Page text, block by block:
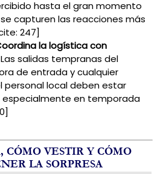
hasta el gran momento
capturen las reacciones más
247]
la logística con
salidas tempranas del
de entrada y cualquier
personal local deben estar
especialmente en temporada
CÓMO VESTIR Y CÓMO
LA SORPRESA